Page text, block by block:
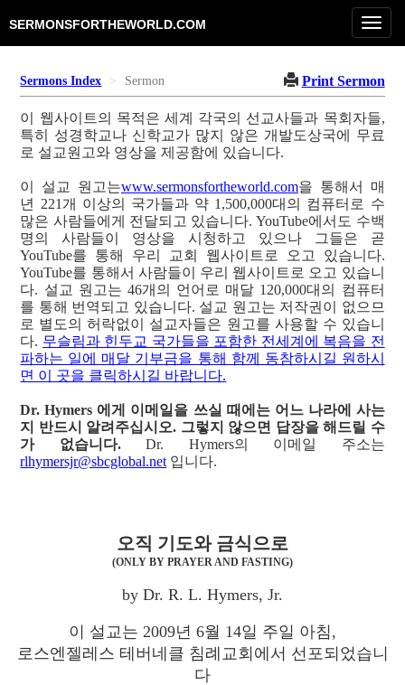
SERMONSFORTHEWORLD.COM
Sermons Index Sermon Print Sermon
이 웹사이트의 목적은 세계 각국의 선교사들과 목회자들,
특히 성경학교나 신학교가 많지 않은 개발도상국에 무료
로 설교원고와 영상을 제공함에 있습니다.
이 설교 원고는www.sermonsfortheworld.com을 통해서 매
년 221개 이상의 국가들과 약 1,500,000대의 컴퓨터로 수
많은 사람들에게 전달되고 있습니다. YouTube에서도 수백
명의 사람들이 영상을 시청하고 있으나 그들은 곧
YouTube를 통해 우리 교회 웹사이트로 오고 있습니다.
YouTube를 통해서 사람들이 우리 웹사이트로 오고 있습니
다. 설교 원고는 46개의 언어로 매달 120,000대의 컴퓨터
를 통해 번역되고 있습니다. 설교 원고는 저작권이 없으므
로 별도의 허락없이 설교자들은 원고를 사용할 수 있습니
다. 무슬림과 힌두교 국가들을 포함한 전세계에 복음을 전
파하는 일에 매달 기부금을 통해 함께 동참하시길 원하시
면 이 곳을 클릭하시길 바랍니다.
Dr. Hymers 에게 이메일을 쓰실 때에는 어느 나라에 사는
지 반드시 알려주십시오. 그렇지 않으면 답장을 해드릴 수
가 없습니다.Dr. Hymers의 이메일 주소는
rlhymersjr@sbcglobal.net 입니다.
오직 기도와 금식으로
(ONLY BY PRAYER AND FASTING)
by Dr. R. L. Hymers, Jr.
이 설교는 2009년 6월 14일 주일 아침,
로스엔젤레스 테버네클 침례교회에서 선포되었습니
다